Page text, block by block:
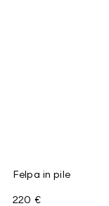
Felpa in pile
220 €